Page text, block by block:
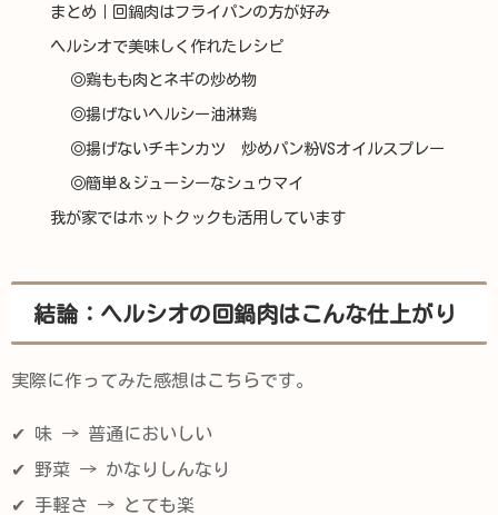
まとめ｜回鍋肉はフライパンの方が好み
ヘルシオで美味しく作れたレシピ
◎鶏もも肉とネギの炒め物
◎揚げないヘルシー油淋鶏
◎揚げないチキンカツ 炒めパン粉VSオイルスプレー
◎簡単＆ジューシーなシュウマイ
我が家ではホットクックも活用しています
結論：ヘルシオの回鍋肉はこんな仕上がり
実際に作ってみた感想はこちらです。
✔ 味 → 普通においしい
✔ 野菜 → かなりしんなり
✔ 手軽さ → とても楽